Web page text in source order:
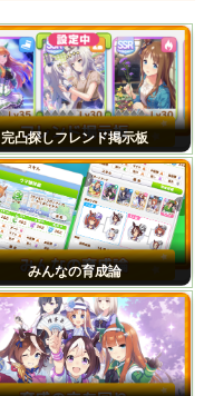
完凸探しフレンド掲示板
みんなの育成論